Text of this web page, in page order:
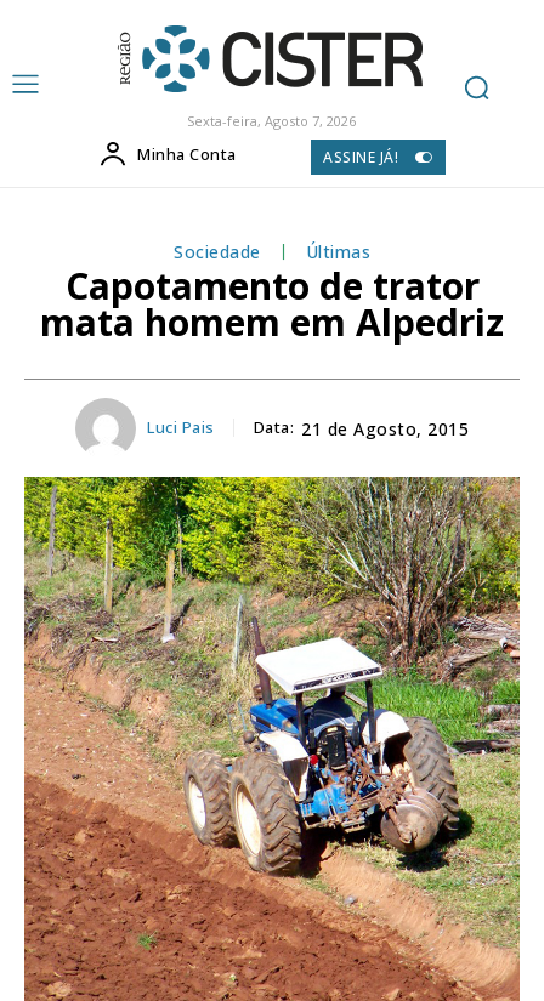
Sexta-feira, Agosto 7, 2026
Minha Conta ASSINE JÁ!
Sociedade Últimas
Capotamento de trator
mata homem em Alpedriz
Luci Pais Data: 21 de Agosto, 2015